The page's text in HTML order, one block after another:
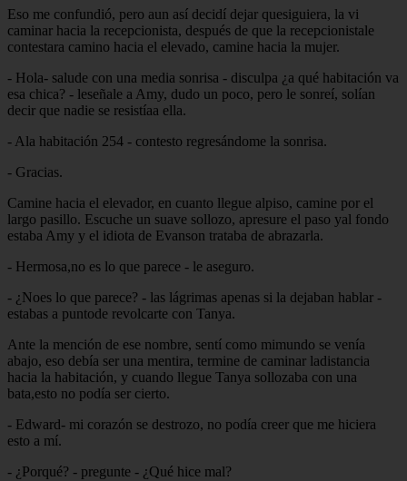
Eso me confundió, pero aun así decidí dejar quesiguiera, la vi
caminar hacia la recepcionista, después de que la recepcionistale
contestara camino hacia el elevado, camine hacia la mujer.
- Hola- salude con una media sonrisa - disculpa ¿a qué habitación va
esa chica? - leseñale a Amy, dudo un poco, pero le sonreí, solían
decir que nadie se resistíaa ella.
- Ala habitación 254 - contesto regresándome la sonrisa.
- Gracias.
Camine hacia el elevador, en cuanto llegue alpiso, camine por el
largo pasillo. Escuche un suave sollozo, apresure el paso yal fondo
estaba Amy y el idiota de Evanson trataba de abrazarla.
- Hermosa,no es lo que parece - le aseguro.
- ¿Noes lo que parece? - las lágrimas apenas si la dejaban hablar -
estabas a puntode revolcarte con Tanya.
Ante la mención de ese nombre, sentí como mimundo se venía
abajo, eso debía ser una mentira, termine de caminar ladistancia
hacia la habitación, y cuando llegue Tanya sollozaba con una
bata,esto no podía ser cierto.
- Edward- mi corazón se destrozo, no podía creer que me hiciera
esto a mí.
- ¿Porqué? - pregunte - ¿Qué hice mal?